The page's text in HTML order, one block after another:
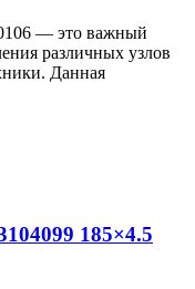
— это важный
различных узлов
Данная
185×4.5